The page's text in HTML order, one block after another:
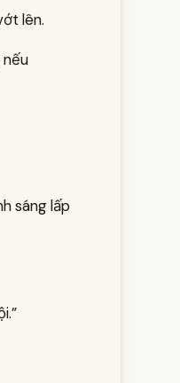
lên.
sáng lấp